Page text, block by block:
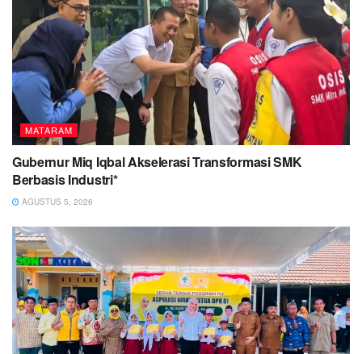
MATARAM
Gubernur Miq Iqbal Akselerasi Transformasi SMK
Berbasis Industri*
AGUSTUS 5, 2026